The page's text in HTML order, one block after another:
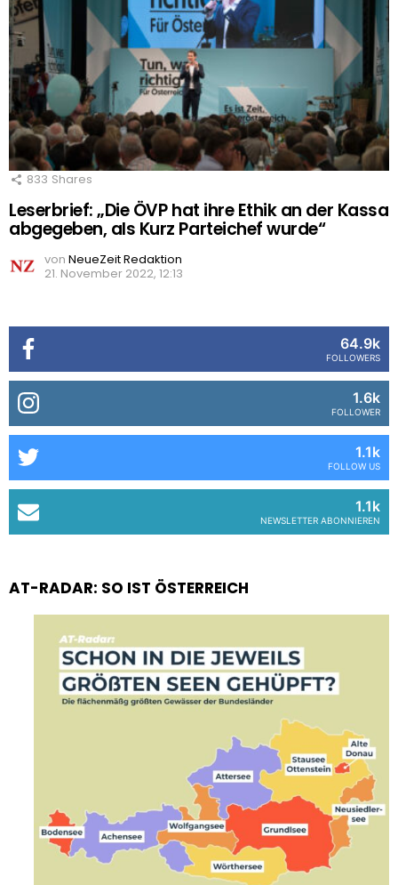
833 Shares
Leserbrief: „Die ÖVP hat ihre Ethik an der Kassa
abgegeben, als Kurz Parteichef wurde“
von NeueZeit Redaktion
21. November 2022, 12:13
64.9k
FOLLOWERS
1.6k
FOLLOWER
1.1k
FOLLOW US
1.1k
NEWSLETTER ABONNIEREN
AT-RADAR: SO IST ÖSTERREICH